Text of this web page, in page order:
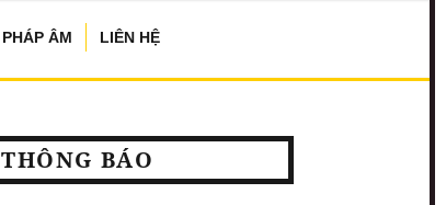
PHÁP ÂM LIÊN HỆ
THÔNG BÁO